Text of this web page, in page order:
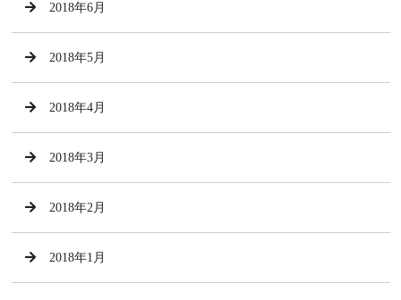
2018年6月
2018年5月
2018年4月
2018年3月
2018年2月
2018年1月